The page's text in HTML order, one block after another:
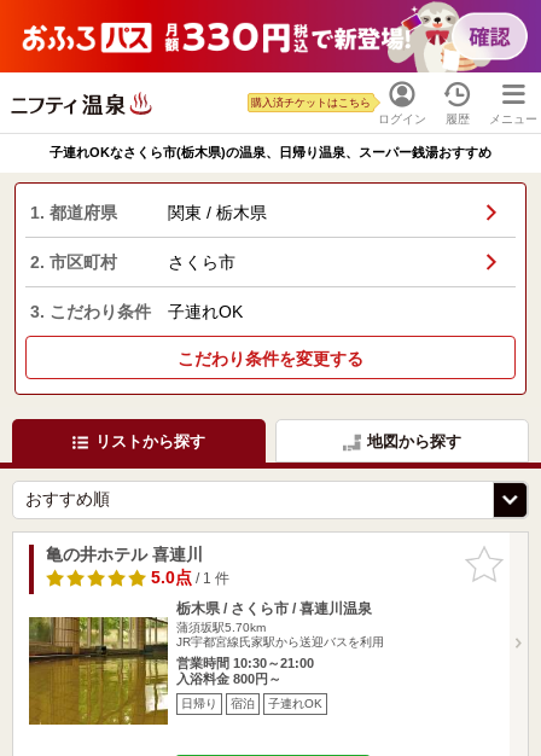
ログイン
購入済チケットはこちら
履歴 メニュー
子連れOKなさくら市(栃木県)の温泉、日帰り温泉、スーパー銭湯おすすめ
1. 都道府県 関東 / 栃木県
2. 市区町村 さくら市
3. こだわり条件 子連れOK
こだわり条件を変更する
リストから探す 地図から探す
お気に入
りに追加
亀の井ホテル 喜連川
5.0点/ 1 件
栃木県 / さくら市 / 喜連川温泉
蒲須坂駅5.70km
JR宇都宮線氏家駅から送迎バスを利用
営業時間 10:30～21:00
入浴料金 800円～
日帰り 宿泊 子連れOK